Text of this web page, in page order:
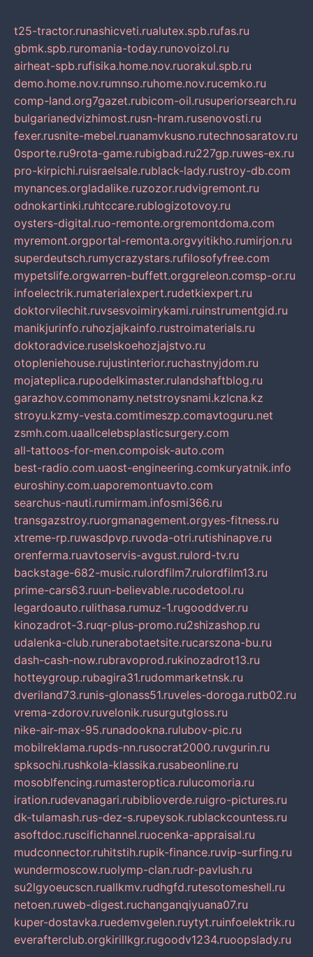
t25-tractor.runashicveti.rualutex.spb.rufas.ru
gbmk.spb.ruromania-today.runovoizol.ru
airheat-spb.rufisika.home.nov.ruorakul.spb.ru
demo.home.nov.rumnso.ruhome.nov.rucemko.ru
comp-land.org7gazet.rubicom-oil.rusuperiorsearch.ru
bulgarianedvizhimost.rusn-hram.rusenovosti.ru
fexer.rusnite-mebel.ruanamvkusno.rutechnosaratov.ru
0sporte.ru9rota-game.rubigbad.ru227gp.ruwes-ex.ru
pro-kirpichi.ruisraelsale.rublack-lady.rustroy-db.com
mynances.orgladalike.ruzozor.rudvigremont.ru
odnokartinki.ruhtccare.rublogizotovoy.ru
oysters-digital.ruo-remonte.orgremontdoma.com
myremont.orgportal-remonta.orgvyitikho.rumirjon.ru
superdeutsch.rumycrazystars.rufilosofyfree.com
mypetslife.orgwarren-buffett.orggreleon.comsp-or.ru
infoelectrik.rumaterialexpert.rudetkiexpert.ru
doktorvilechit.ruvsesvoimirykami.ruinstrumentgid.ru
manikjurinfo.ruhozjajkainfo.rustroimaterials.ru
doktoradvice.ruselskoehozjajstvo.ru
otopleniehouse.rujustinterior.ruchastnyjdom.ru
mojateplica.rupodelkimaster.rulandshaftblog.ru
garazhov.commonamy.netstroysnami.kzlcna.kz
stroyu.kzmy-vesta.comtimeszp.comavtoguru.net
zsmh.com.uaallcelebsplasticsurgery.com
all-tattoos-for-men.compoisk-auto.com
best-radio.com.uaost-engineering.comkuryatnik.info
euroshiny.com.uaporemontuavto.com
searchus-nauti.rumirmam.infosmi366.ru
transgazstroy.ruorgmanagement.orgyes-fitness.ru
xtreme-rp.ruwasdpvp.ruvoda-otri.rutishinapve.ru
orenferma.ruavtoservis-avgust.rulord-tv.ru
backstage-682-music.rulordfilm7.rulordfilm13.ru
prime-cars63.ruun-believable.rucodetool.ru
legardoauto.rulithasa.rumuz-1.rugooddver.ru
kinozadrot-3.ruqr-plus-promo.ru2shizashop.ru
udalenka-club.runerabotaetsite.rucarszona-bu.ru
dash-cash-now.rubravoprod.rukinozadrot13.ru
hotteygroup.rubagira31.rudommarketnsk.ru
dveriland73.runis-glonass51.ruveles-doroga.rutb02.ru
vrema-zdorov.ruvelonik.rusurgutgloss.ru
nike-air-max-95.runadookna.rulubov-pic.ru
mobilreklama.rupds-nn.rusocrat2000.ruvgurin.ru
spksochi.rushkola-klassika.rusabeonline.ru
mosoblfencing.rumasteroptica.rulucomoria.ru
iration.rudevanagari.rubiblioverde.ruigro-pictures.ru
dk-tulamash.rus-dez-s.rupeysok.rublackcountess.ru
asoftdoc.ruscifichannel.ruocenka-appraisal.ru
mudconnector.ruhitstih.rupik-finance.ruvip-surfing.ru
wundermoscow.ruolymp-clan.rudr-pavlush.ru
su2lgyoeucscn.ruallkmv.rudhgfd.rutesotomeshell.ru
netoen.ruweb-digest.ruchanganqiyuana07.ru
kuper-dostavka.ruedemvgelen.ruytyt.ruinfoelektrik.ru
everafterclub.orgkirillkgr.rugoodv1234.ruoopslady.ru